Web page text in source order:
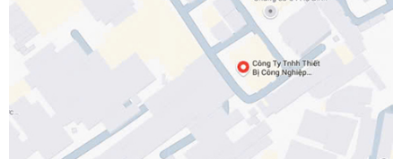
Liên hệ
Đặt hàng ngay